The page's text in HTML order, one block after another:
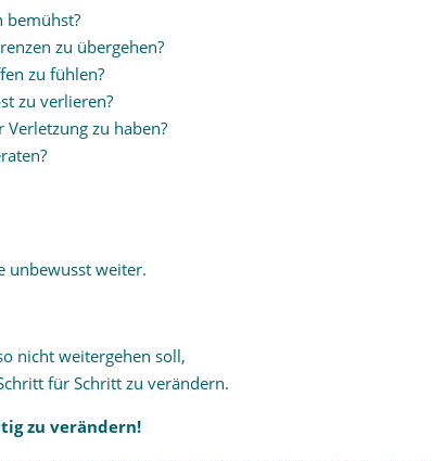
bemühst?
zu übergehen?
zu fühlen?
zu verlieren?
zu haben?
unbewusst weiter.
nicht weitergehen soll,
für Schritt zu verändern.
zu verändern!